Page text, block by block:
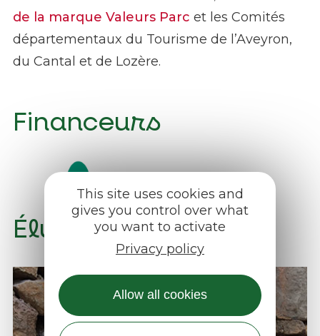
de la marque Valeurs Parc et les Comités
départementaux du Tourisme de l’Aveyron,
du Cantal et de Lozère.
Financeurs
Élus et agents
This site uses cookies and
gives you control over what
you want to activate
Privacy policy
Allow all cookies